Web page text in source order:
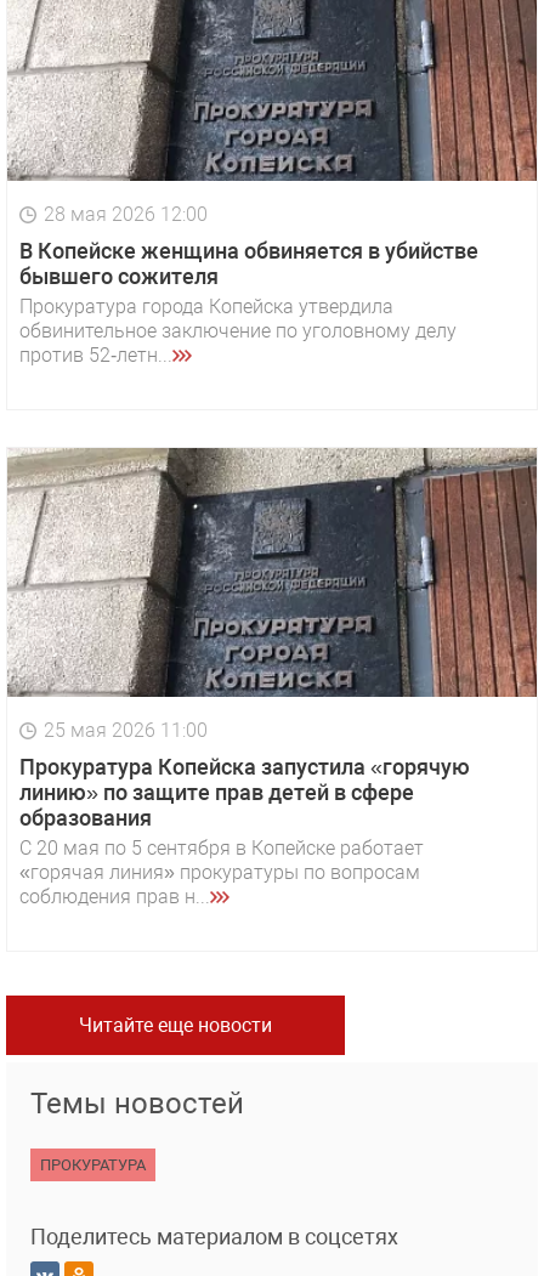
28 мая 2026 12:00
В Копейске женщина обвиняется в убийстве
бывшего сожителя
Прокуратура города Копейска утвердила
обвинительное заключение по уголовному делу
против 52‑летн...
25 мая 2026 11:00
Прокуратура Копейска запустила «горячую
линию» по защите прав детей в сфере
образования
С 20 мая по 5 сентября в Копейске работает
«горячая линия» прокуратуры по вопросам
соблюдения прав н...
Читайте еще новости
Темы новостей
ПРОКУРАТУРА
Поделитесь материалом в соцсетях